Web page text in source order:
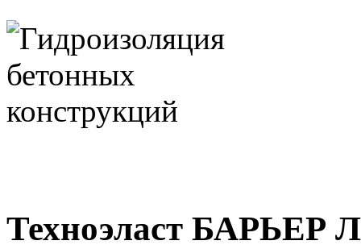
Техноэласт БАРЬЕР